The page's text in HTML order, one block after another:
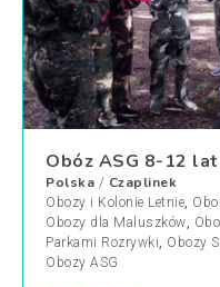
Obóz ASG 8-12
Polska / Czaplinek
Obozy i Kolonie Letnie,
Obozy dla Maluszków,
Parkami Rozrywki, Obozy
Obozy ASG